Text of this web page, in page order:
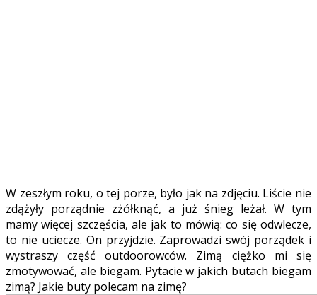
W zeszłym roku, o tej porze, było jak na zdjęciu. Liście nie
zdążyły porządnie zżółknąć, a już śnieg leżał. W tym
mamy więcej szczęścia, ale jak to mówią: co się odwlecze,
to nie uciecze. On przyjdzie. Zaprowadzi swój porządek i
wystraszy część outdoorowców. Zimą ciężko mi się
zmotywować, ale biegam. Pytacie w jakich butach biegam
zimą? Jakie buty polecam na zimę?